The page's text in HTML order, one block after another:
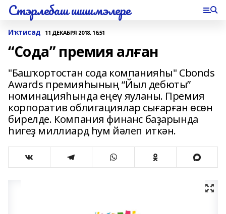
Стэрлебаш шишмэлере
Иҡтисад 11 ДЕКАБРЯ 2018, 16:51
“Сода” премия алған
"Башҡортостан сода компанияһы" Cbonds
Awards премияһының “Йыл дебюты”
номинацияһында еңеү яуланы. Премия
корпоратив облигациялар сығарған өсөн
бирелде. Компания финанс баҙарында
һигеҙ миллиард һум йәлеп иткән.